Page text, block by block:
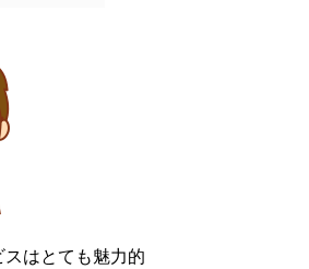
はとても魅力的